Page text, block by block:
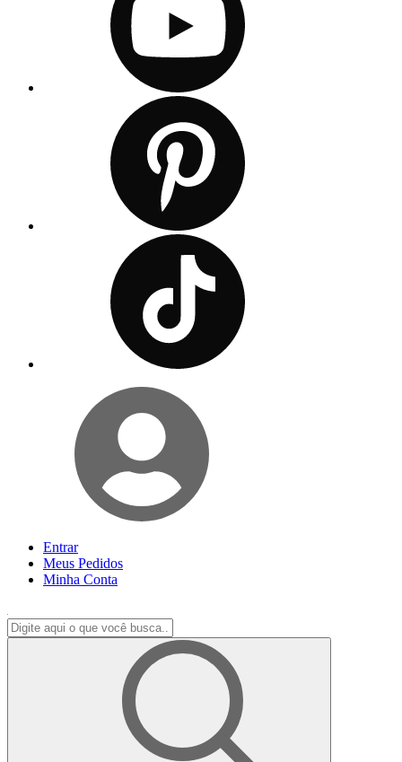
Entrar
Meus Pedidos
Minha Conta